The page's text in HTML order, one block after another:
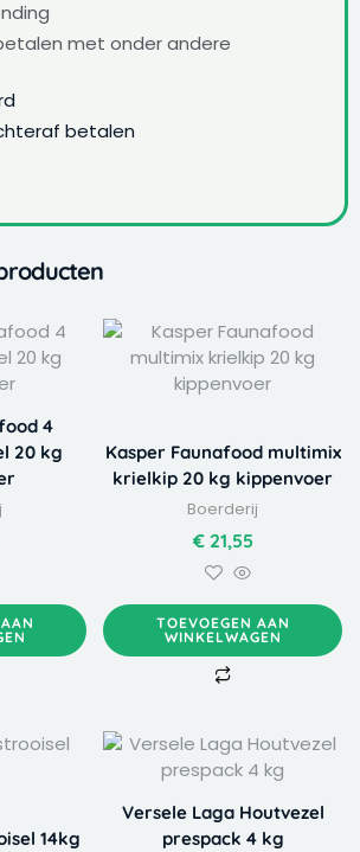
met onder andere
betalen
4
20 kg
Kasper Faunafood multimix
krielkip 20 kg kippenvoer
Boerderij
€21,55
TOEVOEGEN AAN
WINKELWAGEN
14kg
Versele Laga Houtvezel
prespack 4 kg